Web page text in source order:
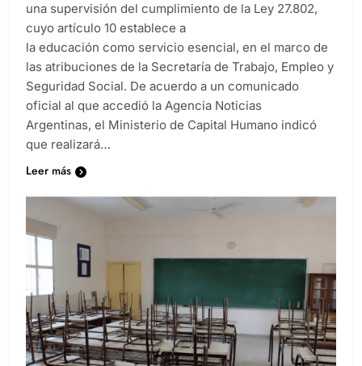
una supervisión del cumplimiento de la Ley 27.802,
cuyo artículo 10 establece a
la educación como servicio esencial, en el marco de
las atribuciones de la Secretaría de Trabajo, Empleo y
Seguridad Social. De acuerdo a un comunicado
oficial al que accedió la Agencia Noticias
Argentinas, el Ministerio de Capital Humano indicó
que realizará…
Leer más